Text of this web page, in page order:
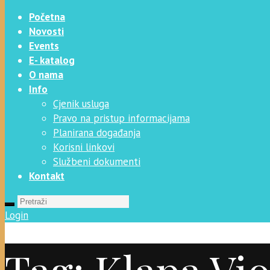
Početna
Novosti
Events
E- katalog
O nama
Info
Cjenik usluga
Pravo na pristup informacijama
Planirana događanja
Korisni linkovi
Službeni dokumenti
Kontakt
Login